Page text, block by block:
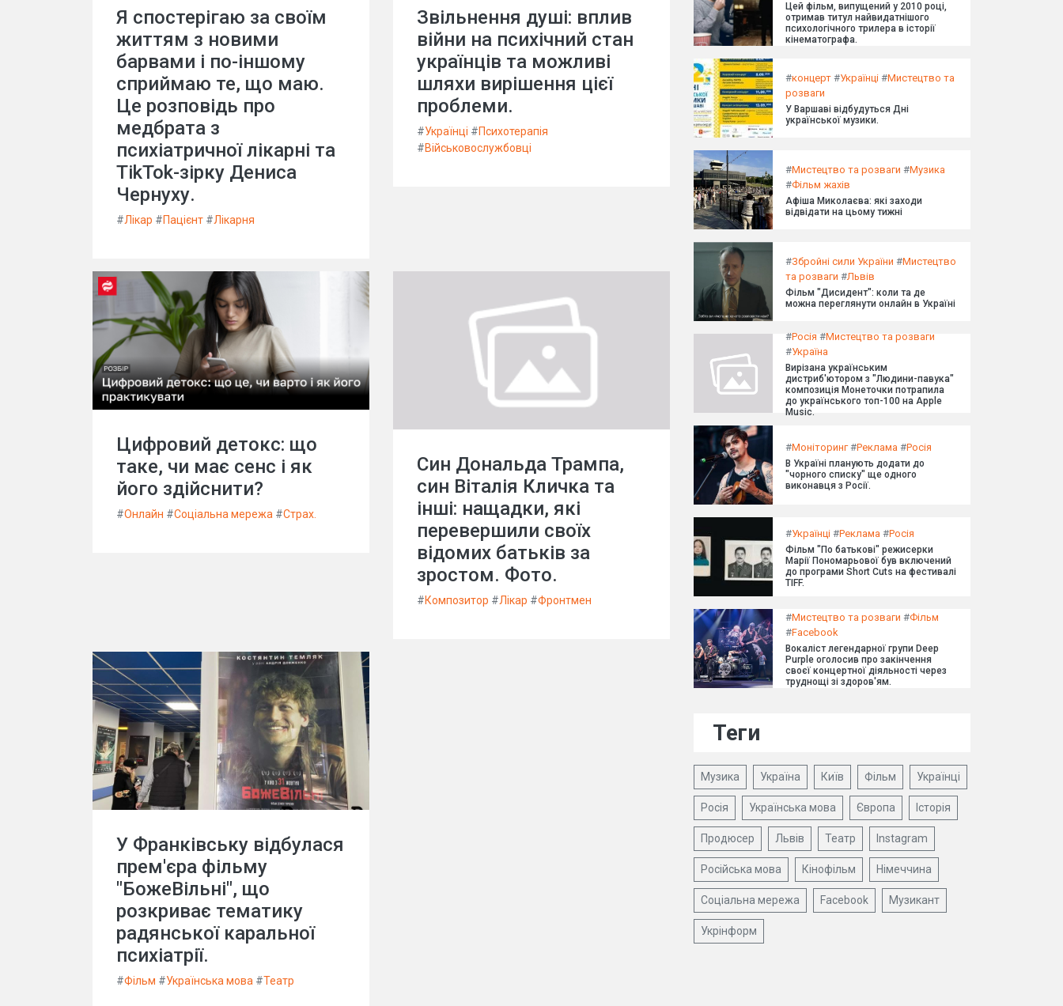
Я спостерігаю за своїм
життям з новими
барвами і по-іншому
сприймаю те, що маю.
Це розповідь про
медбрата з
психіатричної лікарні та
TikTok-зірку Дениса
Чернуху.
#Лікар #Пацієнт #Лікарня
Звільнення душі: вплив
війни на психічний стан
українців та можливі
шляхи вирішення цієї
проблеми.
#Українці #Психотерапія
#Військовослужбовці
Цифровий детокс: що
таке, чи має сенс і як
його здійснити?
#Онлайн #Соціальна мережа #Страх.
Син Дональда Трампа,
син Віталія Кличка та
інші: нащадки, які
перевершили своїх
відомих батьків за
зростом. Фото.
#Композитор #Лікар #Фронтмен
У Франківську відбулася
прем'єра фільму
"БожеВільні", що
розкриває тематику
радянської каральної
психіатрії.
#Фільм #Українська мова #Театр
Цей фільм, випущений у 2010 році,
отримав титул найвидатнішого
психологічного трилера в історії
кінематографа.
#концерт #Українці #Мистецтво та
розваги
У Варшаві відбудуться Дні
української музики.
#Мистецтво та розваги #Музика
#Фільм жахів
Афіша Миколаєва: які заходи
відвідати на цьому тижні
#Збройні сили України #Мистецтво
та розваги #Львів
Фільм "Дисидент": коли та де
можна переглянути онлайн в Україні
#Росія #Мистецтво та розваги
#Україна
Вирізана українським
дистриб'ютором з "Людини-павука"
композиція Монеточки потрапила
до українського топ-100 на Apple
Music.
#Моніторинг#Реклама #Росія
В Україні планують додати до
"чорного списку" ще одного
виконавця з Росії.
#Українці #Реклама #Росія
Фільм "По батькові" режисерки
Марії Пономарьової був включений
до програми Short Cuts на фестивалі
TIFF.
#Мистецтво та розваги #Фільм
#Facebook
Вокаліст легендарної групи Deep
Purple оголосив про закінчення
своєї концертної діяльності через
труднощі зі здоров'ям.
Теги
Музика Україна Київ Фільм Українці
Росія Українська мова Європа Історія
Продюсер Львів Театр Instagram
Російська мова Кінофільм Німеччина
Соціальна мережа Facebook Музикант
Укрінформ